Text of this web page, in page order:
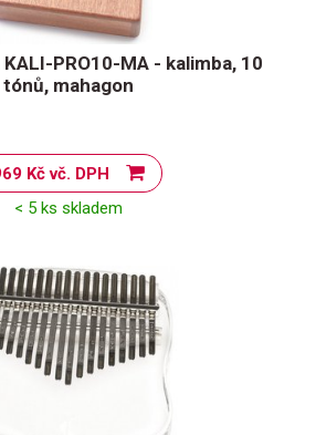
PRO10-MA - kalimba, 10
tónů, mahagon
969 Kč vč. DPH
< 5 ks skladem